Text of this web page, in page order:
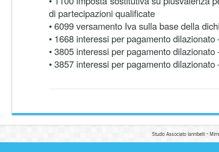
di partecipazioni qualificate
• 6099 versamento Iva sulla base della
• 1668 interessi per pagamento
• 3805 interessi per pagamento
• 3857 interessi per pagamento
Studio Associato Iannibelli -